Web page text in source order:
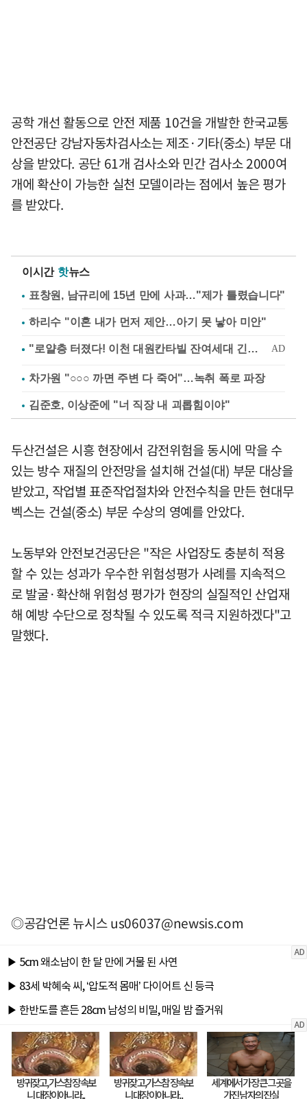
공학 개선 활동으로 안전 제품 10건을 개발한 한국교통
안전공단 강남자동차검사소는 제조·기타(중소) 부문 대
상을 받았다. 공단 61개 검사소와 민간 검사소 2000여
개에 확산이 가능한 실천 모델이라는 점에서 높은 평가
를 받았다.
이시간 핫뉴스
표창원, 남규리에 15년 만에 사과…"제가 틀렸습니다"
하리수 "이혼 내가 먼저 제안…아기 못 낳아 미안"
차가원 "○○○ 까면 주변 다 죽어"…녹취 폭로 파장
김준호, 이상준에 "너 직장 내 괴롭힘이야"
두산건설은 시흥 현장에서 감전위험을 동시에 막을 수
있는 방수 재질의 안전망을 설치해 건설(대) 부문 대상을
받았고, 작업별 표준작업절차와 안전수칙을 만든 현대무
벡스는 건설(중소) 부문 수상의 영예를 안았다.
노동부와 안전보건공단은 "작은 사업장도 충분히 적용
할 수 있는 성과가 우수한 위험성평가 사례를 지속적으
로 발굴·확산해 위험성 평가가 현장의 실질적인 산업재
해 예방 수단으로 정착될 수 있도록 적극 지원하겠다"고
말했다.
◎공감언론 뉴시스us06037@newsis.com